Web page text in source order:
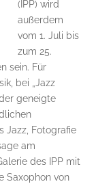
(IPP) wird
außerdem
vom 1. Juli bis
zum 25.
sein. Für
bei „Jazz
geneigte
Jazz, Fotografie
am
des IPP mit
Saxophon von